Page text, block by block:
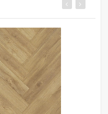
điều kiện khi hậu ẩm
đại, sàn gỗ HDF keo
Sản phẩm đáp ứng nhu
khách hàng với chí phí
sự chọn lựa vật liệu để lót
Nam sản xuất theo công